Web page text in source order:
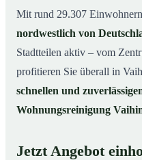
Mit rund 29.307
nordwestlich von
Stadtteilen aktiv – vom
profitieren Sie überall in
schnellen und
Wohnungsreinigung
Jetzt Angebot